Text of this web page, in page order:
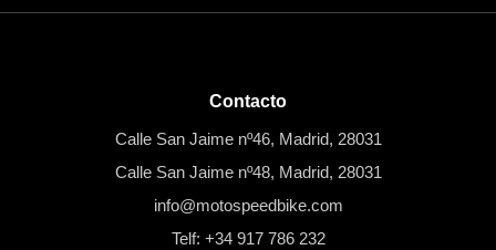
Contacto
Calle San Jaime nº46, Madrid, 28031
Calle San Jaime nº48, Madrid, 28031
info@motospeedbike.com
Telf: +34 917 786 232